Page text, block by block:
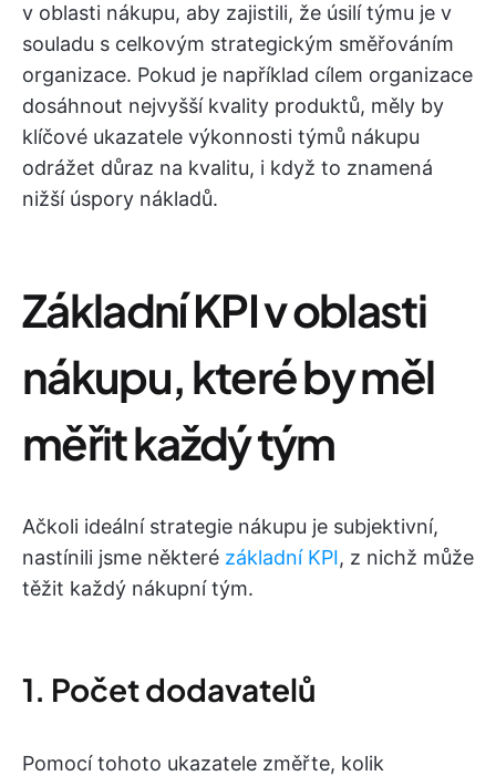
v oblasti nákupu, aby zajistili, že úsilí týmu je v
souladu s celkovým strategickým směřováním
organizace. Pokud je například cílem organizace
dosáhnout nejvyšší kvality produktů, měly by
klíčové ukazatele výkonnosti týmů nákupu
odrážet důraz na kvalitu, i když to znamená
nižší úspory nákladů.
Základní KPI v oblasti
nákupu, které by měl
měřit každý tým
Ačkoli ideální strategie nákupu je subjektivní,
nastínili jsme některé základní KPI, z nichž může
těžit každý nákupní tým.
1. Počet dodavatelů
Pomocí tohoto ukazatele změřte, kolik